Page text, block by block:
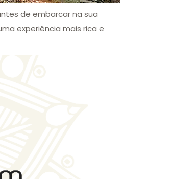
de embarcar na sua
experiência mais rica e